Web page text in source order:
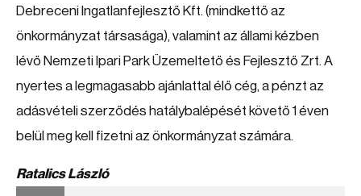
Debreceni Ingatlanfejlesztő Kft. (mindkettő az
önkormányzat társasága), valamint az állami kézben
lévő Nemzeti Ipari Park Üzemeltető és Fejlesztő Zrt. A
nyertes a legmagasabb ajánlattal élő cég, a pénzt az
adásvételi szerződés hatálybalépését követő 1 éven
belül meg kell fizetni az önkormányzat számára.
Ratalics László